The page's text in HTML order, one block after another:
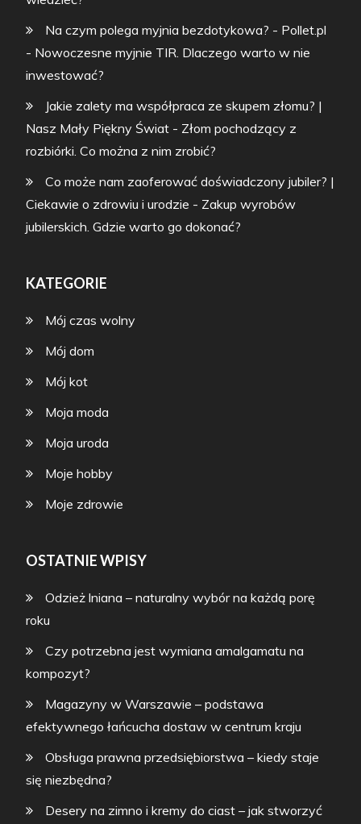
Na czym polega myjnia bezdotykowa? - Pollet.pl
- Nowoczesne myjnie TIR. Dlaczego warto w nie
inwestować?
Jakie zalety ma współpraca ze skupem złomu? |
Nasz Mały Piękny Świat - Złom pochodzący z
rozbiórki. Co można z nim zrobić?
Co może nam zaoferować doświadczony jubiler? |
Ciekawie o zdrowiu i urodzie - Zakup wyrobów
jubilerskich. Gdzie warto go dokonać?
KATEGORIE
Mój czas wolny
Mój dom
Mój kot
Moja moda
Moja uroda
Moje hobby
Moje zdrowie
OSTATNIE WPISY
Odzież lniana – naturalny wybór na każdą porę
roku
Czy potrzebna jest wymiana amalgamatu na
kompozyt?
Magazyny w Warszawie – podstawa
efektywnego łańcucha dostaw w centrum kraju
Obsługa prawna przedsiębiorstwa – kiedy staje
się niezbędna?
Desery na zimno i kremy do ciast – jak stworzyć